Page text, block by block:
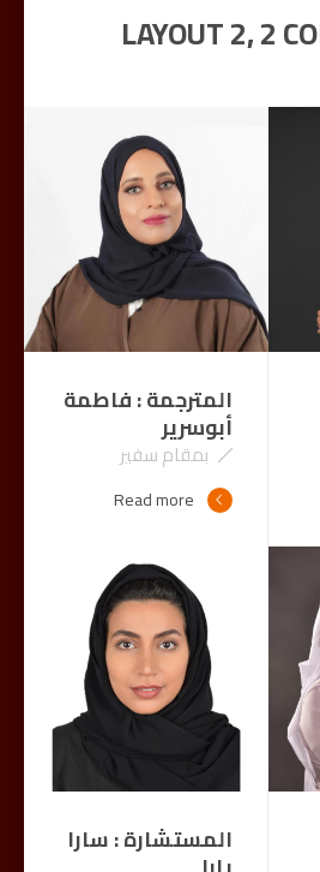
LAYOUT 2, 2
المترجمة : فاطمة
أبوسرير
بمقام سفير
Read more
المستشارة : سارا